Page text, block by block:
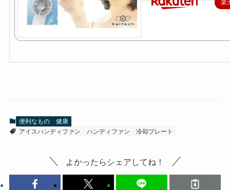
楽
便利なもの
健康
アイスハンディファン
ハンディファン 冷却プレート
よかったらシェアしてね！